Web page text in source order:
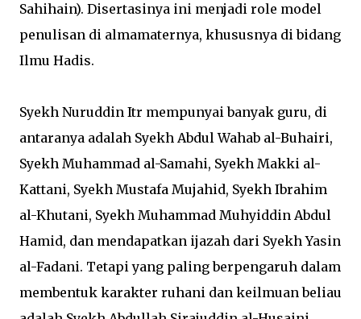
Sahihain). Disertasinya ini menjadi role model
penulisan di almamaternya, khususnya di bidang
Ilmu Hadis.
Syekh Nuruddin Itr mempunyai banyak guru, di
antaranya adalah Syekh Abdul Wahab al-Buhairi,
Syekh Muhammad al-Samahi, Syekh Makki al-
Kattani, Syekh Mustafa Mujahid, Syekh Ibrahim
al-Khutani, Syekh Muhammad Muhyiddin Abdul
Hamid, dan mendapatkan ijazah dari Syekh Yasin
al-Fadani. Tetapi yang paling berpengaruh dalam
membentuk karakter ruhani dan keilmuan beliau